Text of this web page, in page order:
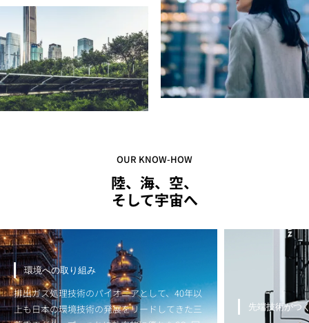
OUR KNOW-HOW
陸、海、空、
そして宇宙へ
環境への取り組み
排出ガス処理技術のパイオニアとして、40年以
上も日本の環境技術の発展をリードしてきた三
先端技術がつ